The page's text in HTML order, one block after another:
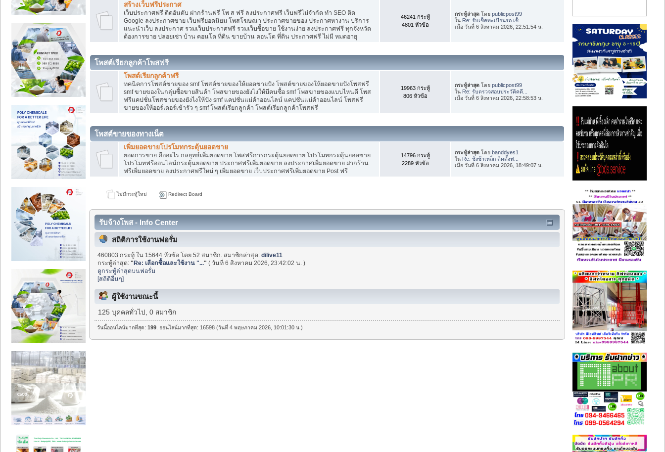
สร้างเว็บฟรีประกาศ
เว็บประกาศฟรี ติดอันดับ ฝากร้านฟรี โพ ส ฟรี ลงประกาศฟรี เว็บฟรีไม่จำกัด ทำ SEO ติด
Google ลงประกาศขาย เว็บฟรียอดนิยม โพสโฆษณา ประกาศขายของ ประกาศหางาน บริการ
แนะนำเว็บ ลงประกาศ รวมเว็บประกาศฟรี รวมเว็บซื้อขาย ใช้งานง่าย ลงประกาศฟรี ทุกจังหวัด
ต้องการขาย ปล่อยเช่า บ้าน คอนโด ที่ดิน ขายบ้าน คอนโด ที่ดิน ประกาศฟรี ไม่มี หมดอายุ
46241 กระทู้
4801 หัวข้อ
กระทู้ล่าสุด โดยpublicpost99
ใน Re: รับเช็คทะเบียนรถ เช็...
เมื่อ วันที่ 6 สิงหาคม 2026, 22:51:54 น.
โพสต์เรียกลูกค้าโพสฟรี
โพสต์เรียกลูกค้าฟรี
ทคนิคการโพสต์ขายของ smf โพสต์ขายของให้ยอดขายปัง โพสต์ขายของให้ยอดขายปังโพสฟรี
smf ขายของในกลุ่มซื้อขายสินค้า โพสขายของยังไงให้มีคนซื้อ smf โพสขายของแบบไหนดี โพส
ฟรีแคปชั่นโพสขายของยังไงให้ปัง smf แคปชั่นแม่ค้าออนไลน์ แคปชั่นแม่ค้าออนไลน์ โพสฟรี
ขายของให้ออร์เดอร์เข้ารัว ๆ smf โพสต์เรียกลูกค้า โพสต์เรียกลูกค้าโพสฟรี
19963 กระทู้
806 หัวข้อ
กระทู้ล่าสุด โดยpublicpost99
ใน Re: รับตรวจสอบประวัติคดี...
เมื่อ วันที่ 6 สิงหาคม 2026, 22:58:53 น.
โพสต์ขายของทางเน็ต
เพิ่มยอดขายโปรโมทกระตุ้นยอดขาย
ยอดการขาย คืออะไร กลยุทธ์เพิ่มยอดขาย โพสฟรีการกระตุ้นยอดขาย โปรโมทกระตุ้นยอดขาย
โปรโมทฟรีออนไลน์กระตุ้นยอดขาย ประกาศฟรีเพิ่มยอดขาย ลงประกาศเพิ่มยอดขาย ฝากร้าน
ฟรีเพิ่มยอดขาย ลงประกาศฟรีใหม่ ๆ เพิ่มยอดขาย เว็บประกาศฟรีเพิ่มยอดขาย Post ฟรี
14796 กระทู้
2289 หัวข้อ
กระทู้ล่าสุด โดยbanddyes1
ใน Re: ชิงช้าเหล็ก ติดตั้งฟ...
เมื่อ วันที่ 6 สิงหาคม 2026, 18:49:07 น.
ไม่มีกระทู้ใหม่ Redirect Board
รับจ้างโพส - Info Center
สถิติการใช้งานฟอรั่ม
460803 กระทู้ ใน 15644 หัวข้อ โดย 52 สมาชิก. สมาชิกล่าสุด:dilive11
กระทู้ล่าสุด:"Re: เลือกซื้อและใช้งาน "..." ( วันที่ 6 สิงหาคม 2026, 23:42:02 น. )
ดูกระทู้ล่าสุดบนฟอรั่ม
[สถิติอื่นๆ]
ผู้ใช้งานขณะนี้
125 บุคคลทั่วไป, 0 สมาชิก
วันนี้ออนไลน์มากที่สุด:199 . ออนไลน์มากที่สุด: 16598 (วันที่ 4 พฤษภาคม 2026, 10:01:30 น.)